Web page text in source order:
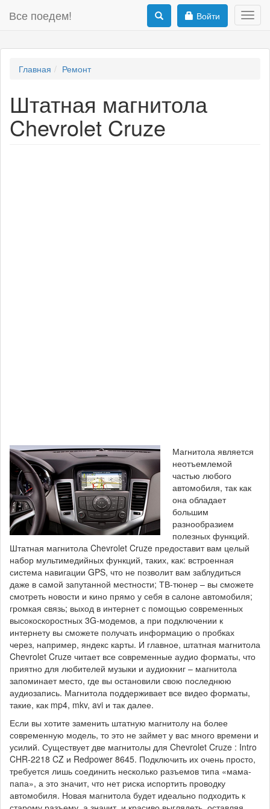
Все поедем! Войти
Главная Ремонт
Штатная магнитола
Chevrolet Cruze
Магнитола является
неотъемлемой
частью любого
автомобиля, так как
она обладает
большим
разнообразием
полезных функций.
Штатная магнитола Chevrolet Cruze предоставит вам целый
набор мультимедийных функций, таких, как: встроенная
система навигации GPS, что не позволит вам заблудиться
даже в самой запутанной местности; ТВ-тюнер – вы сможете
смотреть новости и кино прямо у себя в салоне автомобиля;
громкая связь; выход в интернет с помощью современных
высокоскоростных 3G-модемов, а при подключении к
интернету вы сможете получать информацию о пробках
через, например, яндекс карты. И главное, штатная магнитола
Chevrolet Cruze читает все современные аудио форматы, что
приятно для любителей музыки и аудиокниг – магнитола
запоминает место, где вы остановили свою последнюю
аудиозапись. Магнитола поддерживает все видео форматы,
такие, как mp4, mkv, avi и так далее.
Если вы хотите заменить штатную магнитолу на более
современную модель, то это не займет у вас много времени и
усилий. Существует две магнитолы для Chevrolet Cruze : Intro
CHR-2218 CZ и Redpower 8645. Подключить их очень просто,
требуется лишь соединить несколько разъемов типа «мама-
папа», а это значит, что нет риска испортить проводку
автомобиля. Новая магнитола будет идеально подходить к